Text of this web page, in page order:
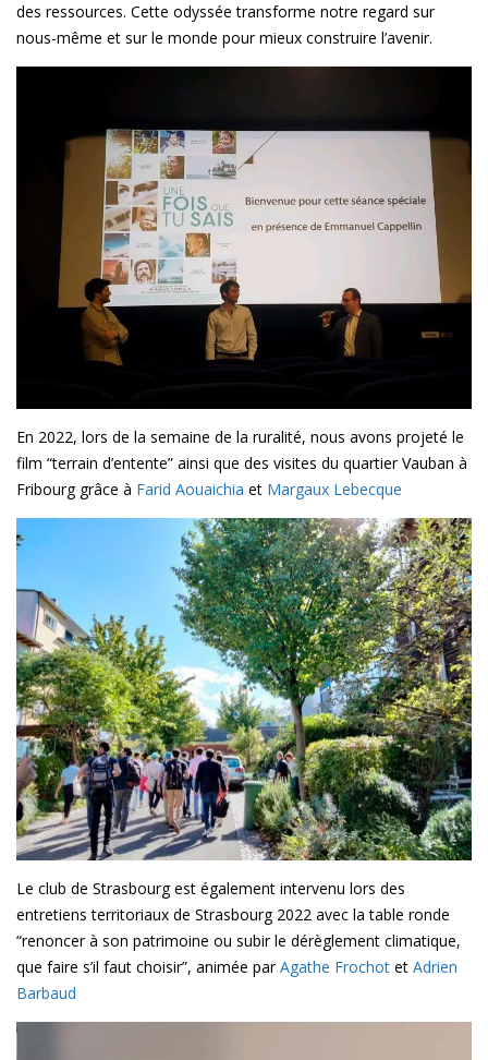
des ressources. Cette odyssée transforme notre regard sur
nous-même et sur le monde pour mieux construire l’avenir.
En 2022, lors de la semaine de la ruralité, nous avons projeté le
film “terrain d’entente” ainsi que des visites du quartier Vauban à
Fribourg grâce à Farid Aouaichia et Margaux Lebecque
Le club de Strasbourg est également intervenu lors des
entretiens territoriaux de Strasbourg 2022 avec la table ronde
“renoncer à son patrimoine ou subir le dérèglement climatique,
que faire s’il faut choisir”, animée parAgathe Frochot et Adrien
Barbaud